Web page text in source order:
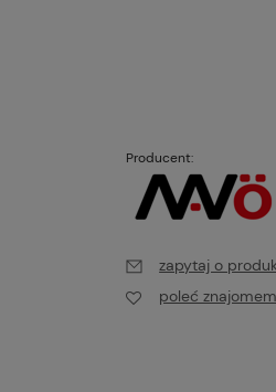
Producent:
zapytaj o
poleć